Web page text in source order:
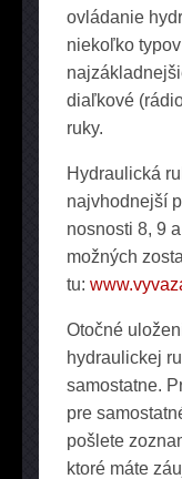
ovládanie
niekoľko
diaľkové
ruky.
Hydraulická
najvhodnejší
nosnosti 8, 9
možných
tu:
Otočné
hydraulickej
samostatne.
pre
pošlete
ktoré máte